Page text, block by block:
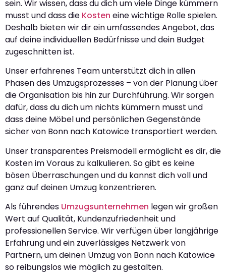
sein. Wir wissen, dass du dich um viele Dinge kümmern
musst und dass die Kosten eine wichtige Rolle spielen.
Deshalb bieten wir dir ein umfassendes Angebot, das
auf deine individuellen Bedürfnisse und dein Budget
zugeschnitten ist.
Unser erfahrenes Team unterstützt dich in allen
Phasen des Umzugsprozesses – von der Planung über
die Organisation bis hin zur Durchführung. Wir sorgen
dafür, dass du dich um nichts kümmern musst und
dass deine Möbel und persönlichen Gegenstände
sicher von Bonn nach Katowice transportiert werden.
Unser transparentes Preismodell ermöglicht es dir, die
Kosten im Voraus zu kalkulieren. So gibt es keine
bösen Überraschungen und du kannst dich voll und
ganz auf deinen Umzug konzentrieren.
Als führendes Umzugsunternehmen legen wir großen
Wert auf Qualität, Kundenzufriedenheit und
professionellen Service. Wir verfügen über langjährige
Erfahrung und ein zuverlässiges Netzwerk von
Partnern, um deinen Umzug von Bonn nach Katowice
so reibungslos wie möglich zu gestalten.